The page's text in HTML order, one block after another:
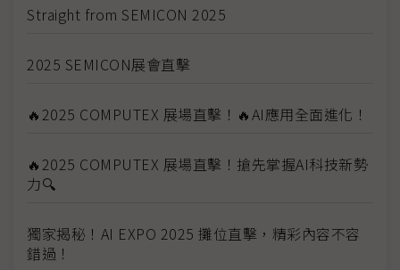
Straight from SEMICON 2025
2025 SEMICON展會直擊
🔥2025 COMPUTEX 展場直擊！🔥AI應用全面進化！
🔥2025 COMPUTEX 展場直擊！搶先掌握AI科技新勢
力🔍
獨家揭秘！AI EXPO 2025 攤位直擊，精彩內容不容
錯過！